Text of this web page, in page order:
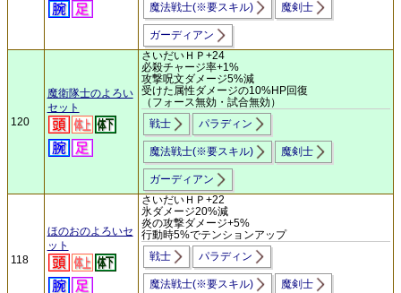
魔法戦士(※要スキル) 魔剣士
ガーディアン
120
魔衛隊士のよろい
セット
さいだいＨＰ+24
必殺チャージ率+1%
攻撃呪文ダメージ5%減
受けた属性ダメージの10%HP回復
（フォース無効・試合無効）
戦士
パラディン
魔法戦士(※要スキル) 魔剣士
ガーディアン
118
ほのおのよろいセ
ット
さいだいＨＰ+22
氷ダメージ20%減
炎の攻撃ダメージ+5%
行動時5%でテンションアップ
戦士
パラディン
魔法戦士(※要スキル) 魔剣士